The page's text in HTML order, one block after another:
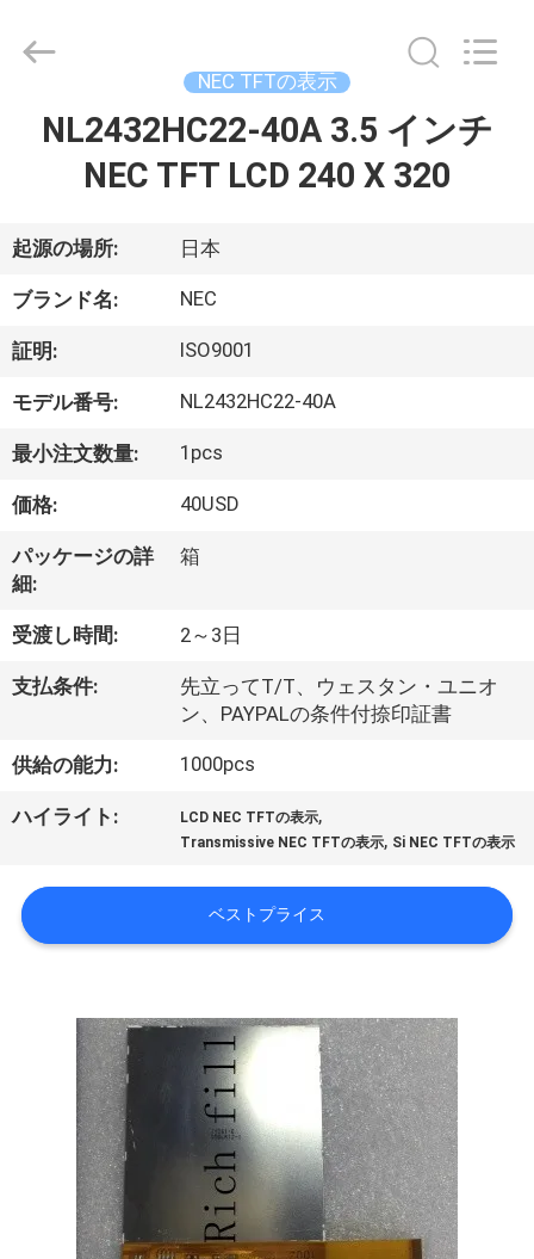
ロ
ダ
ク
ト
私
に
つ
い
工
旅
行
2025
NEC TFTの表示
NL2432HC22-40A 3.5 インチ
NEC TFT LCD 240 X 320
起源の場所: 日本
ブランド名: NEC
証明: ISO9001
モデル番号: NL2432HC22-40A
最小注文数量: 1pcs
価格: 40USD
パッケージの詳
細:
箱
受渡し時間: 2～3日
支払条件:
先立ってT/T、ウェスタン・ユニオ
ン、PAYPALの条件付捺印証書
供給の能力: 1000pcs
ハイライト: LCD NEC TFTの表示,
Transmissive NEC TFTの表示, Si NEC TFTの表示
ベストプライス